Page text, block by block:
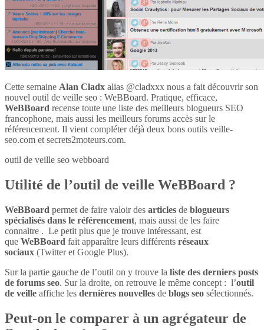
Cette semaine Alan Cladx alias @cladxxx nous a fait découvrir son
nouvel outil de veille seo : WeBBoard. Pratique, efficace,
WeBBoard recense toute une liste des meilleurs blogueurs SEO
francophone, mais aussi les meilleurs forums accès sur le
référencement. Il vient compléter déjà deux bons outils veille-
seo.com et secrets2moteurs.com.
outil de veille seo webboard
Utilité de l’outil de veille WeBBoard ?
WeBBoard permet de faire valoir des articles de blogueurs
spécialisés dans le référencement, mais aussi de les faire
connaitre . Le petit plus que je trouve intéressant, est
que WeBBoard fait apparaître leurs différents réseaux
sociaux (Twitter et Google Plus).
Sur la partie gauche de l’outil on y trouve la liste des derniers posts
de forums seo. Sur la droite, on retrouve le même concept : l’outil
de veille affiche les dernières nouvelles de blogs seo sélectionnés.
Peut-on le comparer à un agrégateur de